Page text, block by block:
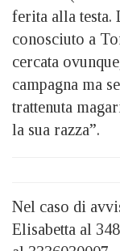
ferita alla
conosciuto a
cercata
campagna ma
trattenuta
la sua razza”.
Nel caso di
Elisabetta al